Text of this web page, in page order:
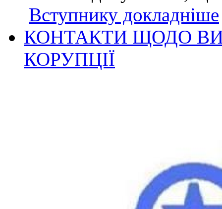
Вступнику докладніше
КОНТАКТИ ЩОДО
КОРУПЦІЇ